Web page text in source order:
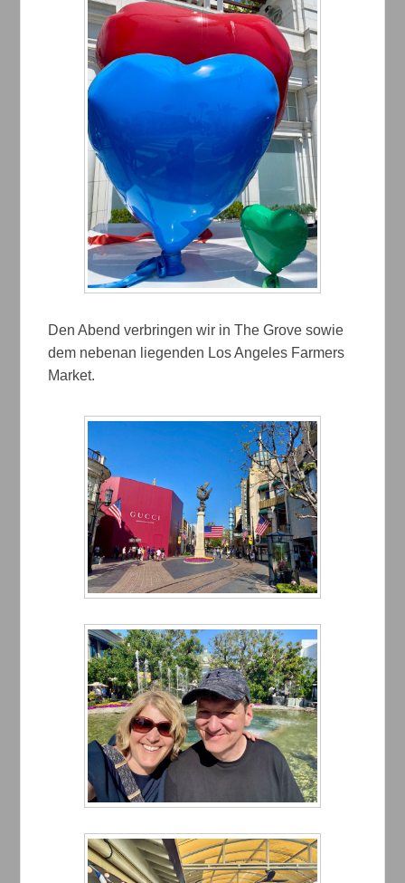
Den Abend verbringen wir in The Grove sowie
dem nebenan liegenden Los Angeles Farmers
Market.